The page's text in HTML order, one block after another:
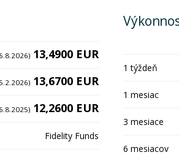
13,4900 EUR
13,6700 EUR
12,2600 EUR
Fidelity Funds
1 týždeň
1 mesiac
3 mesiace
6 mesiacov